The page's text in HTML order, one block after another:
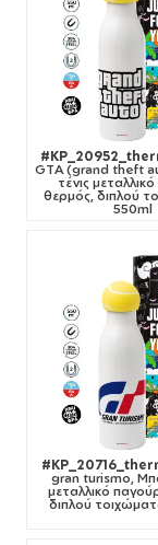
GTA (grand theft
τένις
θερμός, διπλού
550ml
gran turismo,
μεταλλικό
διπλού